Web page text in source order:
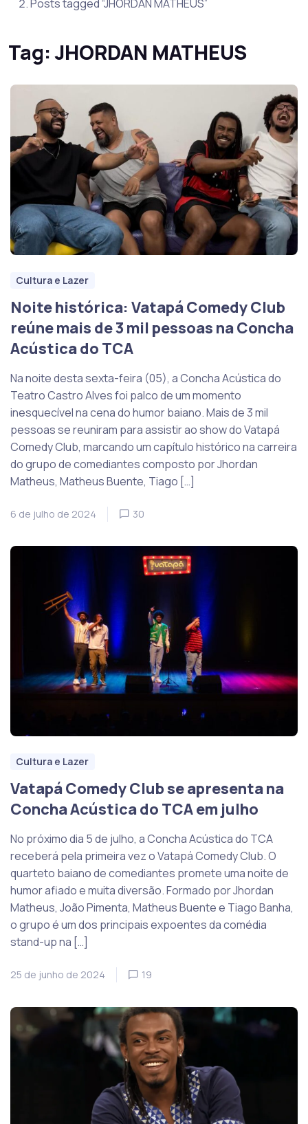
Posts tagged “JHORDAN MATHEUS”
Tag:JHORDAN MATHEUS
Cultura e Lazer
Noite histórica: Vatapá Comedy Club
reúne mais de 3 mil pessoas na Concha
Acústica do TCA
Na noite desta sexta-feira (05), a Concha Acústica do
Teatro Castro Alves foi palco de um momento
inesquecível na cena do humor baiano. Mais de 3 mil
pessoas se reuniram para assistir ao show do Vatapá
Comedy Club, marcando um capítulo histórico na carreira
do grupo de comediantes composto por Jhordan
Matheus, Matheus Buente, Tiago […]
6 de julho de 2024 30
Cultura e Lazer
Vatapá Comedy Club se apresenta na
Concha Acústica do TCA em julho
No próximo dia 5 de julho, a Concha Acústica do TCA
receberá pela primeira vez o Vatapá Comedy Club. O
quarteto baiano de comediantes promete uma noite de
humor afiado e muita diversão. Formado por Jhordan
Matheus, João Pimenta, Matheus Buente e Tiago Banha,
o grupo é um dos principais expoentes da comédia
stand-up na […]
25 de junho de 2024 19